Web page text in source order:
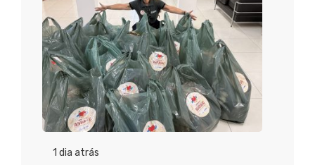
1 dia atrás